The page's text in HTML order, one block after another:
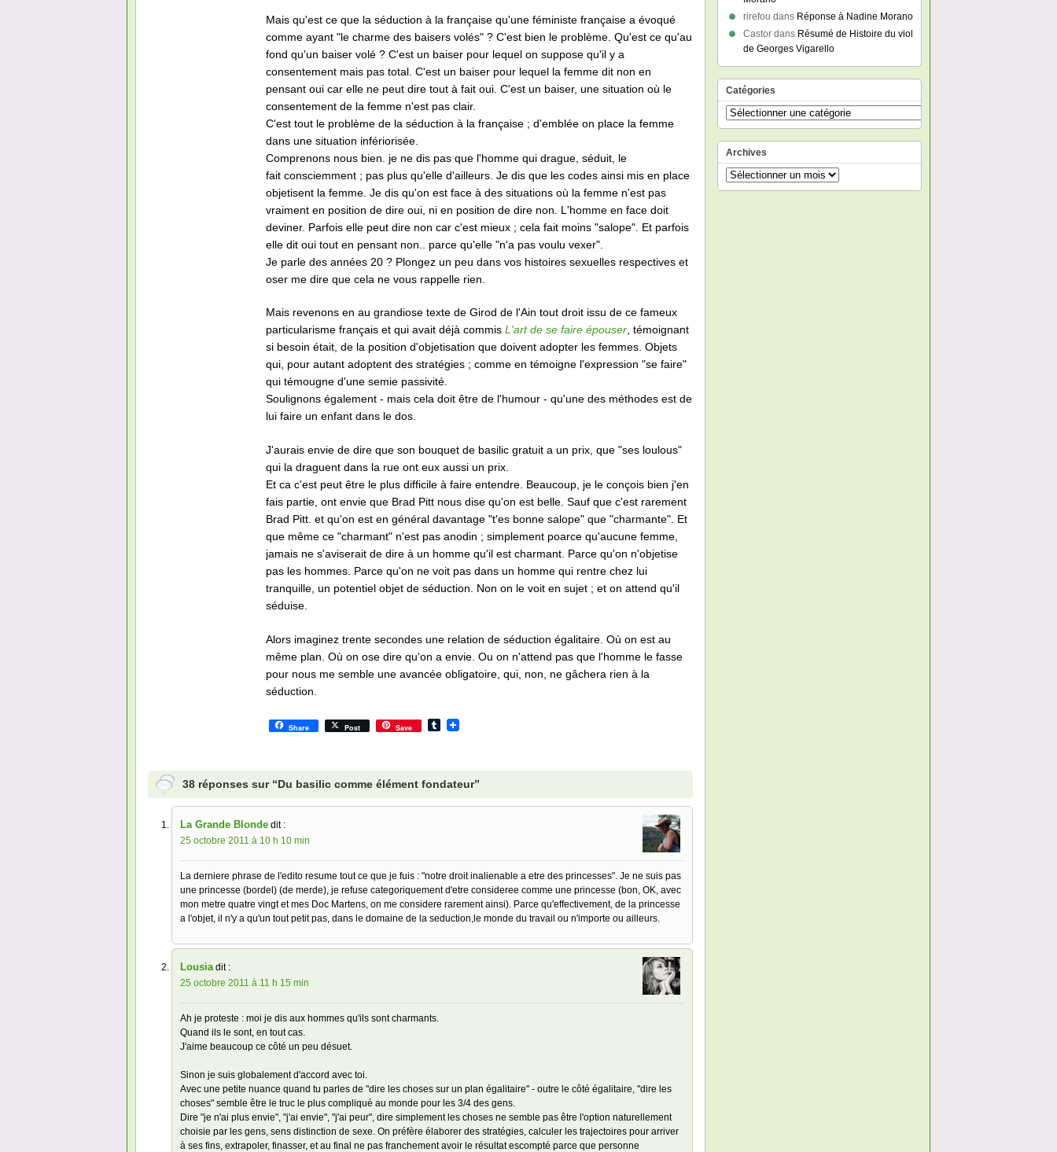
Mais qu'est ce que la séduction à la française qu'une féministe française a évoqué
comme ayant "le charme des baisers volés" ? C'est bien le problème. Qu'est ce qu'au
fond qu'un baiser volé ? C'est un baiser pour lequel on suppose qu'il y a
consentement mais pas total. C'est un baiser pour lequel la femme dit non en
pensant oui car elle ne peut dire tout à fait oui. C'est un baiser, une situation où le
consentement de la femme n'est pas clair.
C'est tout le problème de la séduction à la française ; d'emblée on place la femme
dans une situation infériorisée.
Comprenons nous bien. je ne dis pas que l'homme qui drague, séduit, le
fait consciemment ; pas plus qu'elle d'ailleurs. Je dis que les codes ainsi mis en place
objetisent la femme. Je dis qu'on est face à des situations où la femme n'est pas
vraiment en position de dire oui, ni en position de dire non. L'homme en face doit
deviner. Parfois elle peut dire non car c'est mieux ; cela fait moins "salope". Et parfois
elle dit oui tout en pensant non.. parce qu'elle "n'a pas voulu vexer".
Je parle des années 20 ? Plongez un peu dans vos histoires sexuelles respectives et
oser me dire que cela ne vous rappelle rien.
Mais revenons en au grandiose texte de Girod de l'Ain tout droit issu de ce fameux
particularisme français et qui avait déjà commis L'art de se faire épouser, témoignant
si besoin était, de la position d'objetisation que doivent adopter les femmes. Objets
qui, pour autant adoptent des stratégies ; comme en témoigne l'expression "se faire"
qui témougne d'une semie passivité.
Soulignons également - mais cela doit être de l'humour - qu'une des méthodes est de
lui faire un enfant dans le dos.
J'aurais envie de dire que son bouquet de basilic gratuit a un prix, que "ses loulous"
qui la draguent dans la rue ont eux aussi un prix.
Et ca c'est peut être le plus difficile à faire entendre. Beaucoup, je le conçois bien j'en
fais partie, ont envie que Brad Pitt nous dise qu'on est belle. Sauf que c'est rarement
Brad Pitt. et qu'on est en général davantage "t'es bonne salope" que "charmante". Et
que même ce "charmant" n'est pas anodin ; simplement poarce qu'aucune femme,
jamais ne s'aviserait de dire à un homme qu'il est charmant. Parce qu'on n'objetise
pas les hommes. Parce qu'on ne voit pas dans un homme qui rentre chez lui
tranquille, un potentiel objet de séduction. Non on le voit en sujet ; et on attend qu'il
séduise.
Alors imaginez trente secondes une relation de séduction égalitaire. Où on est au
même plan. Où on ose dire qu'on a envie. Ou on n'attend pas que l'homme le fasse
pour nous me semble une avancée obligatoire, qui, non, ne gâchera rien à la
séduction.
Share Post Save Tumblr
38 réponses sur “Du basilic comme élément fondateur”
La Grande Blonde dit :
25 octobre 2011 à 10 h 10 min
La derniere phrase de l'edito resume tout ce que je fuis : "notre droit inalienable a etre des princesses". Je ne suis pas
une princesse (bordel) (de merde), je refuse categoriquement d'etre consideree comme une princesse (bon, OK, avec
mon metre quatre vingt et mes Doc Martens, on me considere rarement ainsi). Parce qu'effectivement, de la princesse
a l'objet, il n'y a qu'un tout petit pas, dans le domaine de la seduction,le monde du travail ou n'importe ou ailleurs.
Lousia dit :
25 octobre 2011 à 11 h 15 min
Ah je proteste : moi je dis aux hommes qu'ils sont charmants.
Quand ils le sont, en tout cas.
J'aime beaucoup ce côté un peu désuet.
Sinon je suis globalement d'accord avec toi.
Avec une petite nuance quand tu parles de "dire les choses sur un plan égalitaire" - outre le côté égalitaire, "dire les
choses" semble être le truc le plus compliqué au monde pour les 3/4 des gens.
Dire "je n'ai plus envie", "j'ai envie", "j'ai peur", dire simplement les choses ne semble pas être l'option naturellement
choisie par les gens, sens distinction de sexe. On préfère élaborer des stratégies, calculer les trajectoires pour arriver
à ses fins, extrapoler, finasser, et au final ne pas franchement avoir le résultat escompté parce que personne
rirefou dans Réponse à Nadine Morano
Castor dans Résumé de Histoire du viol
de Georges Vigarello
Catégories
Catégories
Archives
Archives